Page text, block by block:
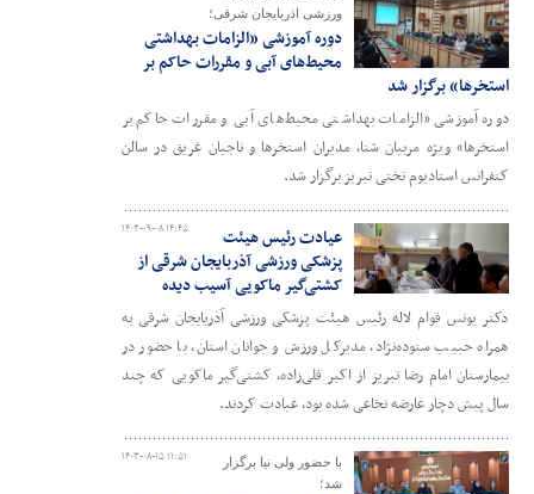
ورزشی اذربایجان شرقی؛
دوره آموزشی «الزامات بهداشتی
محیط‌های آبی و مقررات حاکم بر
استخرها» برگزار شد
دوره آموزشی «الزامات بهداشتی محیط‌های آبی و مقررات حاکم بر
استخرها» ویژه مربیان شنا، مدیران استخرها و ناجیان غریق در سالن
کنفرانس استادیوم تختی تبریز برگزار شد.
۱۴۰۳-۰۹-۰۸ ۱۴:۴۵
عیادت رئیس هیئت
پزشکی ورزشی آذربایجان شرقی از
کشتی‌گیر ماکویی آسیب دیده
دکتر یونس قوام لاله رئیس هیئت پزشکی ورزشی آذربایجان شرقی به
همراه حبیب ستوده‌نژاد، مدیرکل ورزش و جوانان استان، با حضور در
بیمارستان امام رضا تبریز از اکبر قلی‌زاده، کشتی‌گیر ماکویی که چند
سال پیش دچار عارضه نخاعی شده بود، عیادت کردند.
۱۴۰۳-۰۸-۱۵ ۱۱:۵۱
با حضور ولی نیا برگزار
شد؛